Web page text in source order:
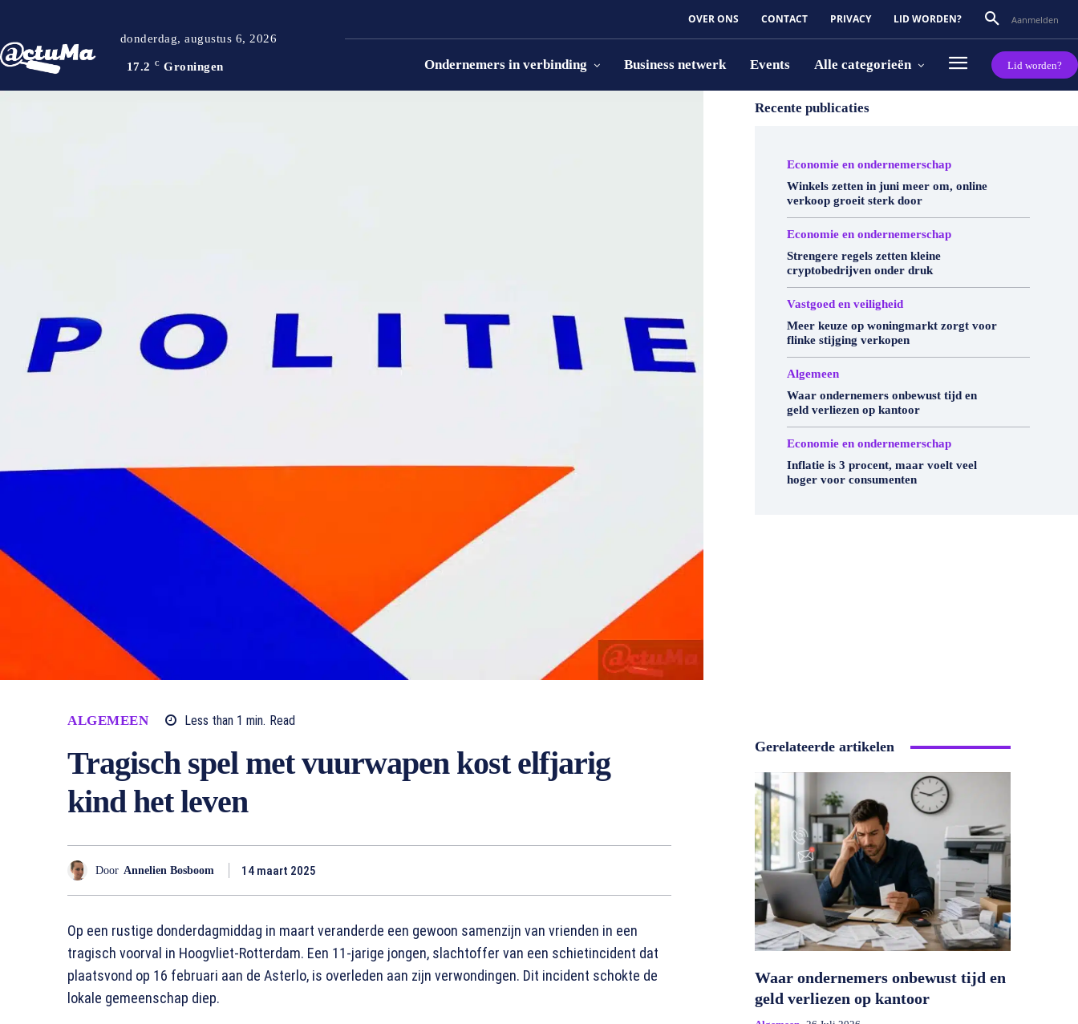
donderdag, augustus 6, 2026
17.2 C Groningen
OVER ONS CONTACT PRIVACY LID WORDEN? Aanmelden
Ondernemers in verbinding Business netwerk Events Alle categorieën Lid worden?
ALGEMEEN Less than 1 min. Read
Tragisch spel met vuurwapen kost elfjarig
kind het leven
Door Annelien Bosboom 14 maart 2025
Op een rustige donderdagmiddag in maart veranderde een gewoon samenzijn van vrienden in een
tragisch voorval in Hoogvliet-Rotterdam. Een 11-jarige jongen, slachtoffer van een schietincident dat
plaatsvond op 16 februari aan de Asterlo, is overleden aan zijn verwondingen. Dit incident schokte de
lokale gemeenschap diep.
Recente publicaties
Economie en ondernemerschap
Winkels zetten in juni meer om, online
verkoop groeit sterk door
Economie en ondernemerschap
Strengere regels zetten kleine
cryptobedrijven onder druk
Vastgoed en veiligheid
Meer keuze op woningmarkt zorgt voor
flinke stijging verkopen
Algemeen
Waar ondernemers onbewust tijd en
geld verliezen op kantoor
Economie en ondernemerschap
Inflatie is 3 procent, maar voelt veel
hoger voor consumenten
Gerelateerde artikelen
Waar ondernemers onbewust tijd en
geld verliezen op kantoor